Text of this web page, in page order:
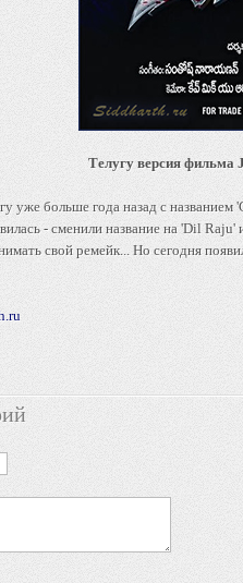
Телугу версия фильма
уже больше года назад с
- сменили название на 'Dil
свой ремейк... Но сегодня